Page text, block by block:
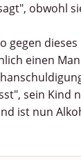
obwohl
gegen
einen
sein Kind
ist nun